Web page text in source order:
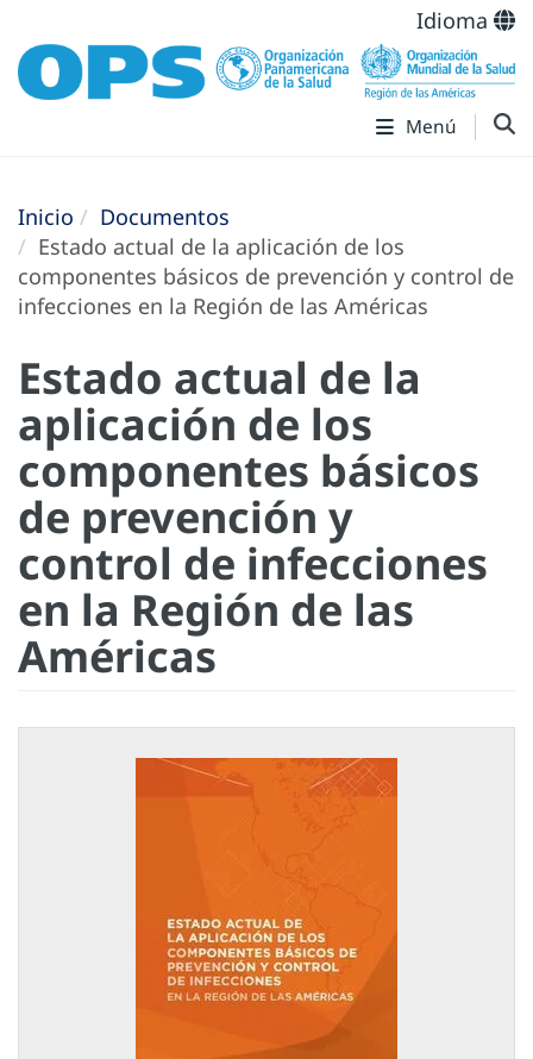
Idioma
Menú
Inicio
Documentos
Estado actual de la aplicación de los
componentes básicos de prevención y control de
infecciones en la Región de las Américas
Estado actual de la
aplicación de los
componentes básicos
de prevención y
control de infecciones
en la Región de las
Américas